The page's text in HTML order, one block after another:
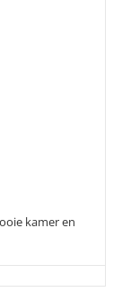
kamer en